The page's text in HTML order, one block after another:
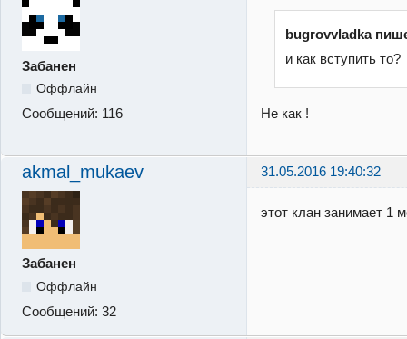
Забанен
Оффлайн
Сообщений: 116
bugrovvladka
и как вступить то?
Не как !
akmal_mukaev 31.05.2016 19:40:32
Забанен
Оффлайн
Сообщений: 32
этот клан занимает 1